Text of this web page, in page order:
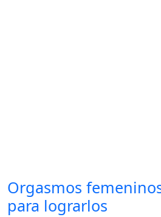
Orgasmos
para lograrlos